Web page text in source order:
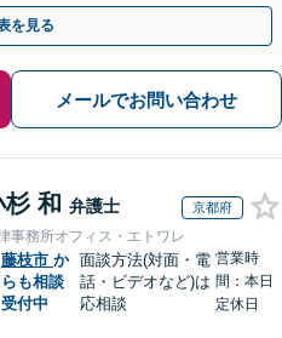
を見る
メールでお問い合わせ
杉 和 弁護士 京都府
事務所オフィス・エトワレ
藤枝市 か
らも相談
受付中
面談方法(対面・電
話・ビデオなど)は
応相談
営業時
間：本日
定休日